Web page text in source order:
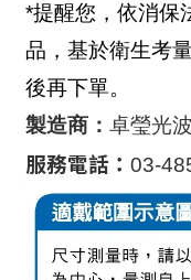
*提醒您，依消保
品，基於衛生考
後再下單。
製造商： 卓瑩光
服務電話： 03-